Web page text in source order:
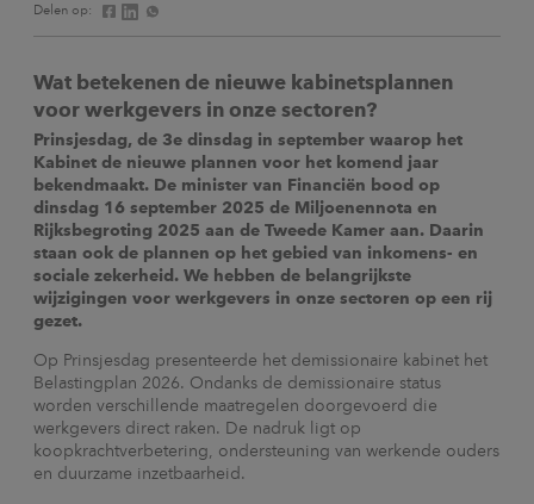
Wat betekenen de nieuwe kabinetsplannen
voor werkgevers in onze sectoren?
Prinsjesdag, de 3e dinsdag in september waarop het
Kabinet de nieuwe plannen voor het komend jaar
bekendmaakt. De minister van Financiën bood op
dinsdag 16 september 2025 de Miljoenennota en
Rijksbegroting 2025 aan de Tweede Kamer aan. Daarin
staan ook de plannen op het gebied van inkomens- en
sociale zekerheid. We hebben de belangrijkste
wijzigingen voor werkgevers in onze sectoren op een rij
gezet.
Op Prinsjesdag presenteerde het demissionaire kabinet het
Belastingplan 2026. Ondanks de demissionaire status
worden verschillende maatregelen doorgevoerd die
werkgevers direct raken. De nadruk ligt op
koopkrachtverbetering, ondersteuning van werkende ouders
en duurzame inzetbaarheid.
Delen op: